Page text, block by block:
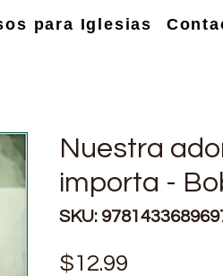
Nuestra
importa -
SKU:
$12.99
para Iglesias